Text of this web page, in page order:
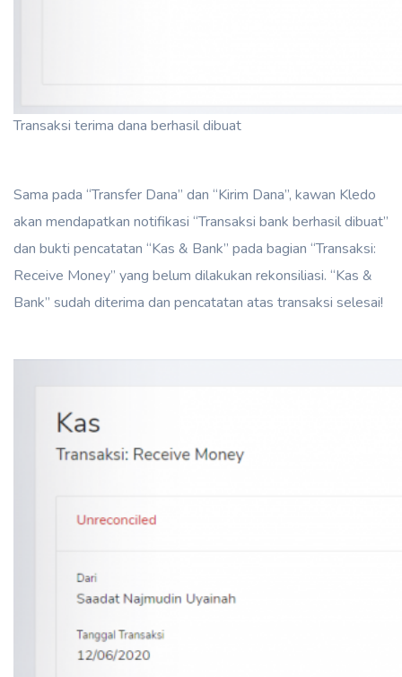
Transaksi terima dana berhasil dibuat
Sama pada “Transfer Dana” dan “Kirim Dana”, kawan Kledo
akan mendapatkan notifikasi “Transaksi bank berhasil dibuat”
dan bukti pencatatan “Kas & Bank” pada bagian “Transaksi:
Receive Money” yang belum dilakukan rekonsiliasi. “Kas &
Bank” sudah diterima dan pencatatan atas transaksi selesai!